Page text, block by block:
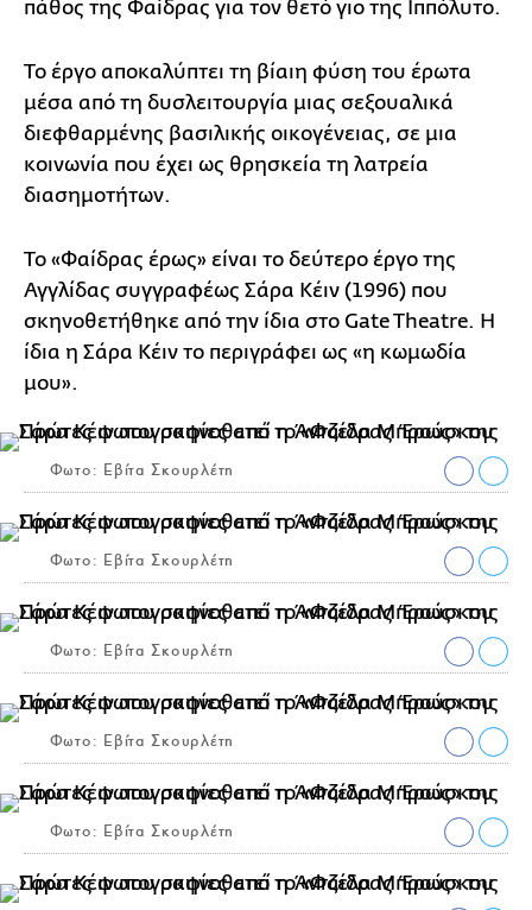
πάθος της Φαίδρας για τον θετό γιο της Ιππόλυτο.
Το έργο αποκαλύπτει τη βίαιη φύση του έρωτα
μέσα από τη δυσλειτουργία μιας σεξουαλικά
διεφθαρμένης βασιλικής οικογένειας, σε μια
κοινωνία που έχει ως θρησκεία τη λατρεία
διασημοτήτων.
Το «Φαίδρας έρως» είναι το δεύτερο έργο της
Αγγλίδας συγγραφέως Σάρα Κέιν (1996) που
σκηνοθετήθηκε από την ίδια στο Gate Theatre. Η
ίδια η Σάρα Κέιν το περιγράφει ως «η κωμωδία
μου».
Φωτο: Εβίτα Σκουρλέτη
Φωτο: Εβίτα Σκουρλέτη
Φωτο: Εβίτα Σκουρλέτη
Φωτο: Εβίτα Σκουρλέτη
Φωτο: Εβίτα Σκουρλέτη